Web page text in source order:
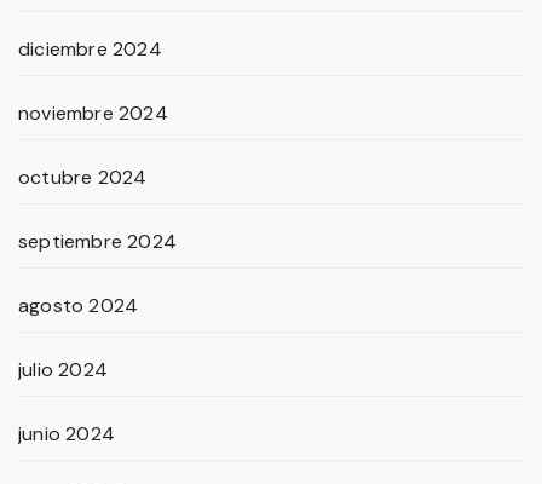
diciembre 2024
noviembre 2024
octubre 2024
septiembre 2024
agosto 2024
julio 2024
junio 2024